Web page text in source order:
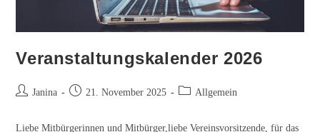
Veranstaltungskalender 2026
Beitrags-
Janina
Beitrag21. November 2025
Beitrags-
Allgemein
Liebe Mitbürgerinnen und Mitbürger,liebe Vereinsvorsitzende, für das